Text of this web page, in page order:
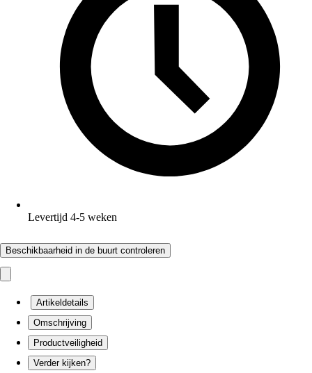
Levertijd 4-5 weken
Beschikbaarheid in de buurt controleren
Artikeldetails
Omschrijving
Productveiligheid
Verder kijken?